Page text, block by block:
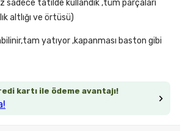
kartı ile ödeme avantajı!
tatilde kullandık ,tüm parçaları
altlığı ve örtüsü)
yatıyor ,kapanması baston gibi